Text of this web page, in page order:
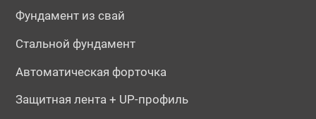
Фундамент из свай
Стальной фундамент
Автоматическая форточка
Защитная лента + UP-профиль